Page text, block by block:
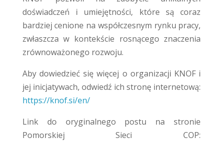
doświadczeń i umiejętności, które są coraz
bardziej cenione na współczesnym rynku pracy,
zwłaszcza w kontekście rosnącego znaczenia
zrównoważonego rozwoju.
Aby dowiedzieć się więcej o organizacji KNOF i
jej inicjatywach, odwiedź ich stronę internetową:
https://knof.si/en/
Link do oryginalnego postu na stronie
Pomorskiej Sieci COP: